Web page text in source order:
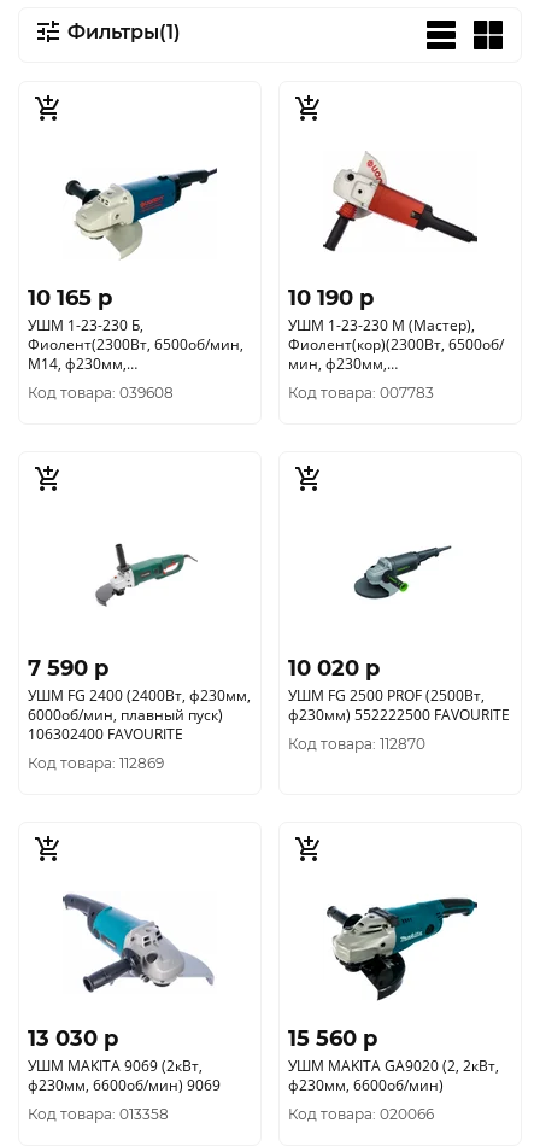
Фильтры(1)
10 165 p
УШМ 1-23-230 Б,
Фиолент(2300Вт, 6500об/мин,
М14, ф230мм,
посад22.2мм)ИДФР298135001-
05МК1
Код товара: 039608
10 190 p
УШМ 1-23-230 М (Мастер),
Фиолент(кор)(2300Вт, 6500об/
мин, ф230мм,
посад22.2мм)ИДФР298135001-
08
Код товара: 007783
7 590 p
УШМ FG 2400 (2400Вт, ф230мм,
6000об/мин, плавный пуск)
106302400 FAVOURITE
Код товара: 112869
10 020 p
УШМ FG 2500 PROF (2500Вт,
ф230мм) 552222500 FAVOURITE
Код товара: 112870
13 030 p
УШМ MAKITA 9069 (2кВт,
ф230мм, 6600об/мин) 9069
Код товара: 013358
15 560 p
УШМ MAKITA GA9020 (2, 2кВт,
ф230мм, 6600об/мин)
Код товара: 020066